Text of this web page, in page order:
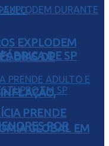
DIAS DE
GLOBAL EM
EXPLODEM
DE SP
PRENDE
POR